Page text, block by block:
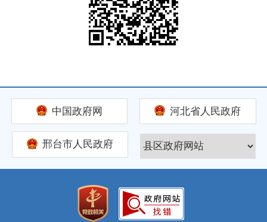
中国政府网 河北省人民政府
邢台市人民政府